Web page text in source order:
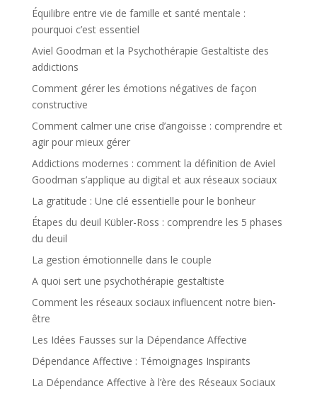
Équilibre entre vie de famille et santé mentale :
pourquoi c’est essentiel
Aviel Goodman et la Psychothérapie Gestaltiste des
addictions
Comment gérer les émotions négatives de façon
constructive
Comment calmer une crise d’angoisse : comprendre et
agir pour mieux gérer
Addictions modernes : comment la définition de Aviel
Goodman s’applique au digital et aux réseaux sociaux
La gratitude : Une clé essentielle pour le bonheur
Étapes du deuil Kübler-Ross : comprendre les 5 phases
du deuil
La gestion émotionnelle dans le couple
A quoi sert une psychothérapie gestaltiste
Comment les réseaux sociaux influencent notre bien-
être
Les Idées Fausses sur la Dépendance Affective
Dépendance Affective : Témoignages Inspirants
La Dépendance Affective à l’ère des Réseaux Sociaux